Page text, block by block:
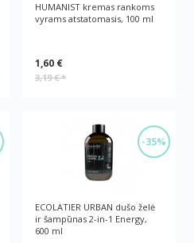
HUMANIST kremas rankoms
vyrams atstatomasis, 100 ml
1,60 €
3,19 €*
-35%
ECOLATIER URBAN dušo želė
ir šampūnas 2-in-1 Energy,
600 ml